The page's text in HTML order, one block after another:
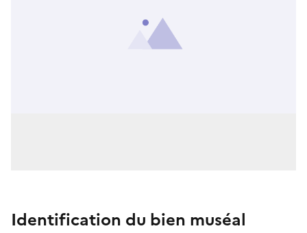
Identification du bien muséal